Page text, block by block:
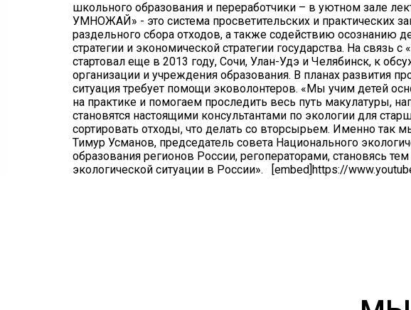
школьного образования и переработчики – в уютном зале
УМНОЖАЙ» - это система просветительских и практических
раздельного сбора отходов, а также содействию осознанию
стратегии и экономической стратегии государства. На
стартовал еще в 2013 году, Сочи, Улан-Удэ и Челябинск, к
организации и учреждения образования. В планах развития
ситуация требует помощи эковолонтеров. «Мы учим детей
на практике и помогаем проследить весь путь макулатуры,
становятся настоящими консультантами по экологии для
сортировать отходы, что делать со вторсырьем. Именно
Тимур Усманов, председатель совета Национального
образования регионов России, регоператорами, становясь
экологической ситуации в России». [embed]https://